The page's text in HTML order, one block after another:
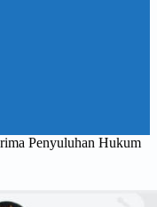
Penyuluhan Hukum